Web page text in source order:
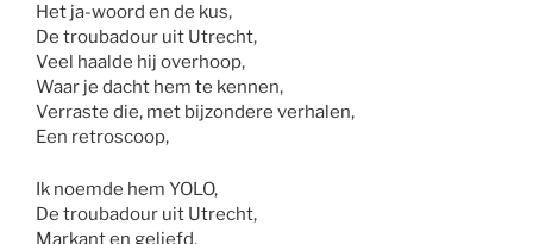
Het ja-woord en de kus,
De troubadour uit Utrecht,
Veel haalde hij overhoop,
Waar je dacht hem te kennen,
Verraste die, met bijzondere verhalen,
Een retroscoop,
Ik noemde hem YOLO,
De troubadour uit Utrecht,
Markant en geliefd,